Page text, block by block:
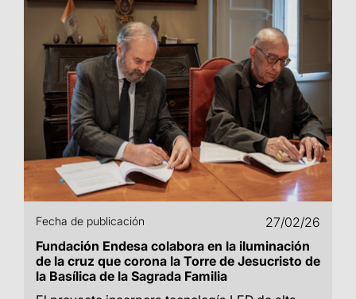
Fecha de publicación
27/02/26
Fundación Endesa colabora en la iluminación
de la cruz que corona la Torre de Jesucristo de
la Basílica de la Sagrada Familia